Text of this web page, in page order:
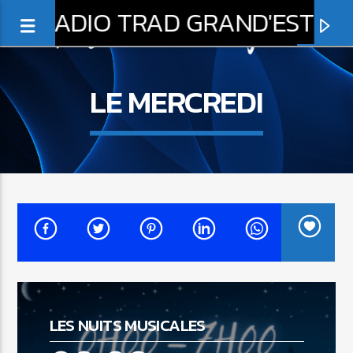
RADIO TRAD GRAND'EST
EN CE MOMENT
LASSES OF STEWARTON
CALUM STEWART
LE MERCREDI
LES NUITS MUSICALES